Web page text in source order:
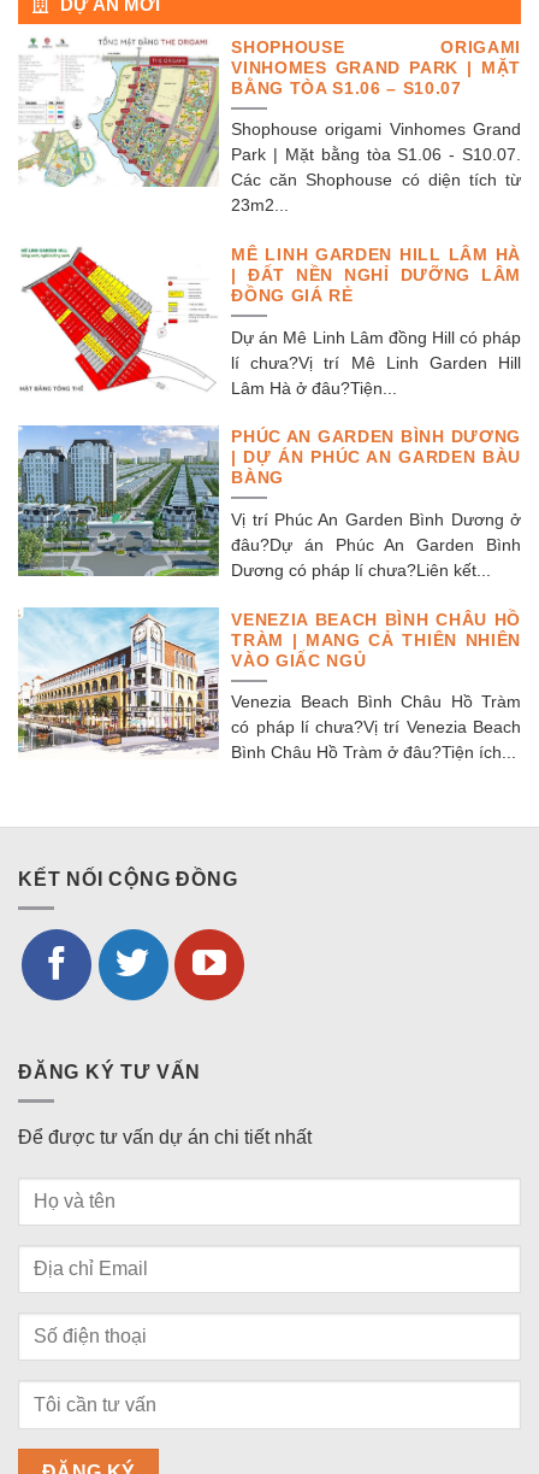
SHOPHOUSE ORIGAMI
VINHOMES GRAND PARK | MẶT
BẰNG TÒA S1.06 – S10.07
Shophouse origami Vinhomes Grand
Park | Mặt bằng tòa S1.06 - S10.07.
Các căn Shophouse có diện tích từ
23m2...
MÊ LINH GARDEN HILL LÂM HÀ
| ĐẤT NỀN NGHỈ DƯỠNG LÂM
ĐỒNG GIÁ RẺ
Dự án Mê Linh Lâm đồng Hill có pháp
lí chưa?Vị trí Mê Linh Garden Hill
Lâm Hà ở đâu?Tiện...
PHÚC AN GARDEN BÌNH DƯƠNG
| DỰ ÁN PHÚC AN GARDEN BÀU
BÀNG
Vị trí Phúc An Garden Bình Dương ở
đâu?Dự án Phúc An Garden Bình
Dương có pháp lí chưa?Liên kết...
VENEZIA BEACH BÌNH CHÂU HỒ
TRÀM | MANG CẢ THIÊN NHIÊN
VÀO GIẤC NGỦ
Venezia Beach Bình Châu Hồ Tràm
có pháp lí chưa?Vị trí Venezia Beach
Bình Châu Hồ Tràm ở đâu?Tiện ích...
KẾT NỐI CỘNG ĐỒNG
ĐĂNG KÝ TƯ VẤN
Để được tư vấn dự án chi tiết nhất